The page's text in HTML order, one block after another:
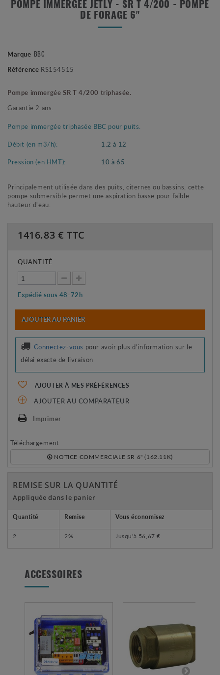
POMPE IMMERGÉE JETLY - SR T 4/200 - POMPE
DE FORAGE 6"
Marque BBC
Référence RS154515
Pompe immergée SR T 4/200 triphasée.
Garantie 2 ans.
Pompe immergée triphasée BBC pour puits.
Débit (en m3/h):
1.2 à 12
Pression (en HMT):
10 à 65
Principalement utilisée dans des puits, citernes ou bassins, cette
pompe submersible permet une aspiration basse pour faible
hauteur d'eau.
1416.83 € TTC
QUANTITÉ
Expédié sous 48-72h
AJOUTER AU PANIER
Connectez-vous pour avoir plus d'information sur le
délai exacte de livraison
AJOUTER À MES PRÉFÉRENCES
AJOUTER AU COMPARATEUR
Imprimer
Téléchargement
NOTICE COMMERCIALE SR 6" (162.11K)
REMISE SUR LA QUANTITÉ
Appliquée dans le panier
Quantité Remise Vous économisez
2 2% Jusqu'à 56,67 €
ACCESSOIRES